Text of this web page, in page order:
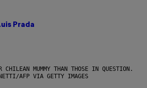
Prada
CHILEAN MUMMY THAN THOSE IN QUESTION.
AFP VIA GETTY IMAGES